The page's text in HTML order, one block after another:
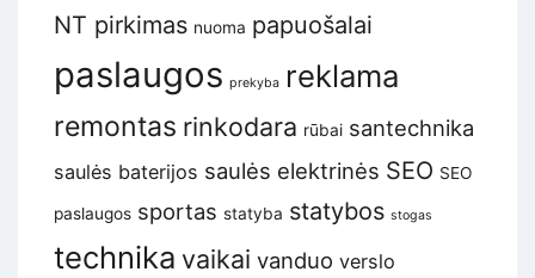
NT pirkimas nuoma papuošalai
paslaugos prekyba reklama
remontas rinkodara rūbai santechnika
saulės baterijos saulės elektrinės SEO SEO
paslaugos sportas statyba statybos stogas
technika vaikai vanduo verslo